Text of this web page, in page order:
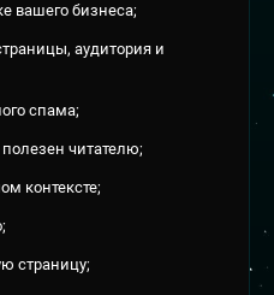
вашего бизнеса;
аудитория и
спама;
читателю;
контексте;
страницу;